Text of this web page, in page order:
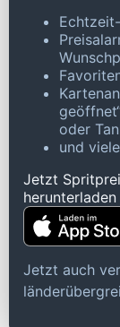
oder
und
Jetzt
Jetzt auch